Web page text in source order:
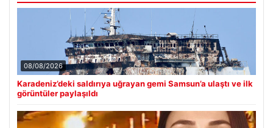
08/08/2026
Karadeniz’deki saldırıya uğrayan gemi Samsun’a ulaştı ve ilk
görüntüler paylaşıldı